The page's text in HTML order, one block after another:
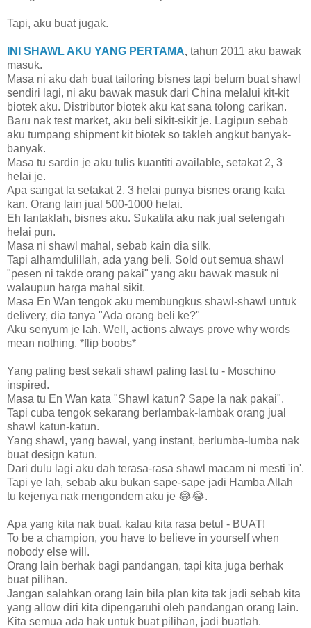
Tapi, aku buat jugak.
INI SHAWL AKU YANG PERTAMA, tahun 2011 aku bawak
masuk.
Masa ni aku dah buat tailoring bisnes tapi belum buat shawl
sendiri lagi, ni aku bawak masuk dari China melalui kit-kit
biotek aku. Distributor biotek aku kat sana tolong carikan.
Baru nak test market, aku beli sikit-sikit je. Lagipun sebab
aku tumpang shipment kit biotek so takleh angkut banyak-
banyak.
Masa tu sardin je aku tulis kuantiti available, setakat 2, 3
helai je.
Apa sangat la setakat 2, 3 helai punya bisnes orang kata
kan. Orang lain jual 500-1000 helai.
Eh lantaklah, bisnes aku. Sukatila aku nak jual setengah
helai pun.
Masa ni shawl mahal, sebab kain dia silk.
Tapi alhamdulillah, ada yang beli. Sold out semua shawl
"pesen ni takde orang pakai" yang aku bawak masuk ni
walaupun harga mahal sikit.
Masa En Wan tengok aku membungkus shawl-shawl untuk
delivery, dia tanya "Ada orang beli ke?"
Aku senyum je lah. Well, actions always prove why words
mean nothing. *flip boobs*
Yang paling best sekali shawl paling last tu - Moschino
inspired.
Masa tu En Wan kata "Shawl katun? Sape la nak pakai".
Tapi cuba tengok sekarang berlambak-lambak orang jual
shawl katun-katun.
Yang shawl, yang bawal, yang instant, berlumba-lumba nak
buat design katun.
Dari dulu lagi aku dah terasa-rasa shawl macam ni mesti 'in'.
Tapi ye lah, sebab aku bukan sape-sape jadi Hamba Allah
tu kejenya nak mengondem aku je 😂😂.
Apa yang kita nak buat, kalau kita rasa betul - BUAT!
To be a champion, you have to believe in yourself when
nobody else will.
Orang lain berhak bagi pandangan, tapi kita juga berhak
buat pilihan.
Jangan salahkan orang lain bila plan kita tak jadi sebab kita
yang allow diri kita dipengaruhi oleh pandangan orang lain.
Kita semua ada hak untuk buat pilihan, jadi buatlah.